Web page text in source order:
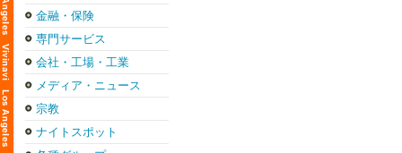
金融・保険
専門サービス
会社・工場・工業
メディア・ニュース
宗教
ナイトスポット